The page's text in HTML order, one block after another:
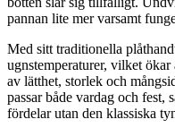
pannan lite mer varsamt
Med sitt traditionella
ugnstemperaturer, vilket
av lätthet, storlek och
passar både vardag och
fördelar utan den klassiska